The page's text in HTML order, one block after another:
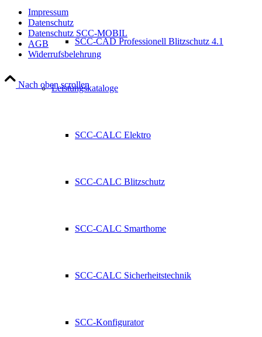
SCC-CAD Professionell Blitzschutz 4.1
Leistungskataloge
SCC-CALC Elektro
SCC-CALC Blitzschutz
SCC-CALC Smarthome
SCC-CALC Sicherheitstechnik
SCC-Konfigurator
Impressum
Datenschutz
Datenschutz SCC-MOBIL
AGB
Widerrufsbelehrung
Nach oben scrollen